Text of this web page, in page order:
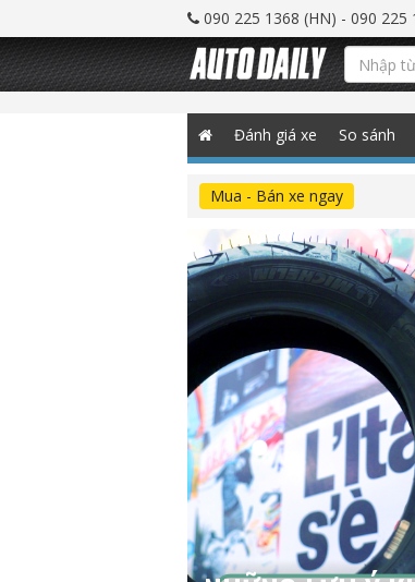
090 225 1368 (HN) - 090 225
Đánh giá xe So sánh
Mua - Bán xe ngay